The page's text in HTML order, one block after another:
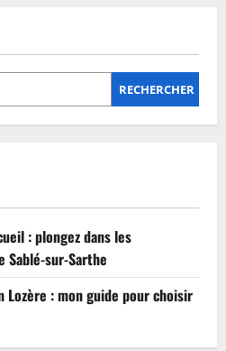
RECHERCHER
: plongez dans les
Sablé-sur-Sarthe
Lozère : mon guide pour choisir